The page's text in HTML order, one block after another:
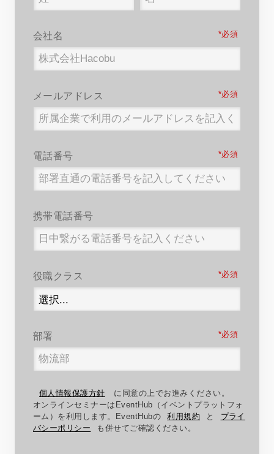
*
会社名
*
メールアドレス
*
電話番号
携帯電話番号
*
役職クラス
*
部署
個人情報保護方針
に同意の上でお進みください。
オンラインセミナーはEventHub（イベントプラットフォ
ーム）を利用します。EventHubの
利用規約 と
プライ
バシーポリシー
も併せてご確認ください。